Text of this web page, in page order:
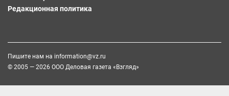
Редакционная политика
Пишите нам на information@vz.ru
© 2005 — 2026 ООО Деловая газета «Взгляд»